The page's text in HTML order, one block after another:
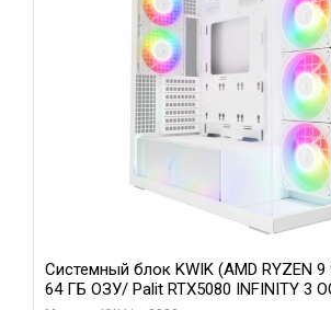
Системный блок KWIK (AMD RYZEN 9
64 ГБ ОЗУ/ Palit RTX5080 INFINITY 3